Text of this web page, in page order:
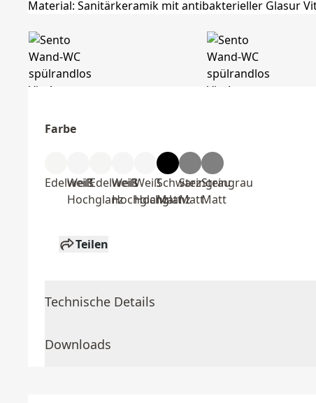
Farbe
Edelweiß
Weiß
Hochglanz
Edelweiß
Weiß
Hochglanz
Weiß
Hochglanz
Schwarz
Matt
Steingrau
Matt
Steingrau
Matt
Teilen
Technische Details
Downloads